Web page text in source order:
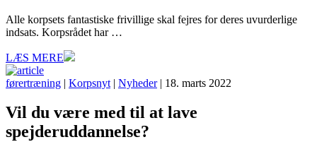
Alle korpsets fantastiske frivillige skal fejres for deres uvurderlige
indsats. Korpsrådet har …
LÆS MERE
førertræning | Korpsnyt | Nyheder| 18. marts 2022
Vil du være med til at lave
spejderuddannelse?